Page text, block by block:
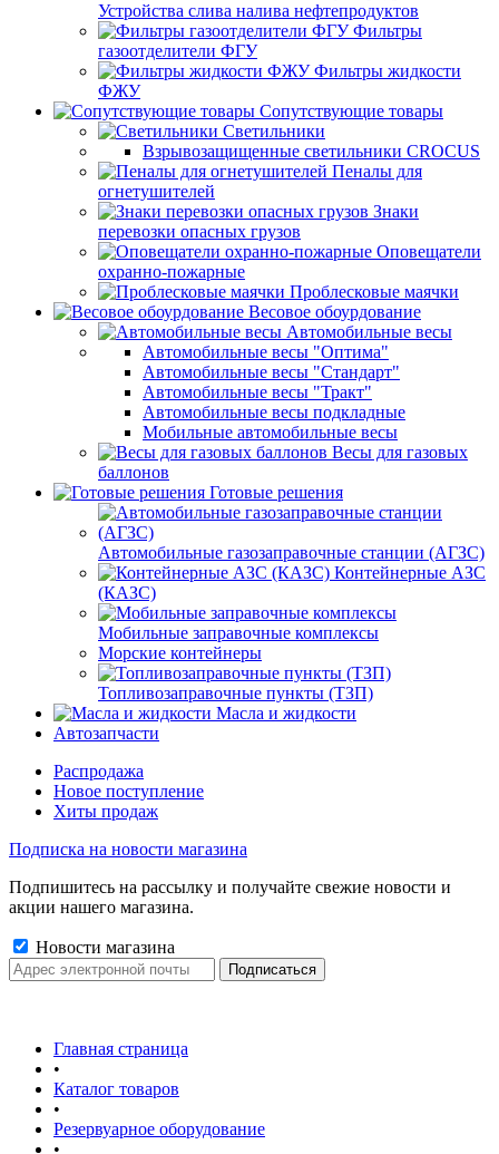
Устройства слива налива нефтепродуктов
Фильтры
газоотделители ФГУ
Фильтры жидкости
ФЖУ
Сопутствующие товары
Светильники
Взрывозащищенные светильники CROCUS
Пеналы для
огнетушителей
Знаки
перевозки опасных грузов
Оповещатели
охранно-пожарные
Проблесковые маячки
Весовое обоурдование
Автомобильные весы
Автомобильные весы "Оптима"
Автомобильные весы "Стандарт"
Автомобильные весы "Тракт"
Автомобильные весы подкладные
Мобильные автомобильные весы
Весы для газовых
баллонов
Готовые решения
Автомобильные газозаправочные станции (АГЗС)
Контейнерные АЗС
(КАЗС)
Мобильные заправочные комплексы
Морские контейнеры
Топливозаправочные пункты (ТЗП)
Масла и жидкости
Автозапчасти
Распродажа
Новое поступление
Хиты продаж
Подписка на новости магазина
Подпишитесь на рассылку и получайте свежие новости и
акции нашего магазина.
Новости магазина
Главная страница
•
Каталог товаров
•
Резервуарное оборудование
•